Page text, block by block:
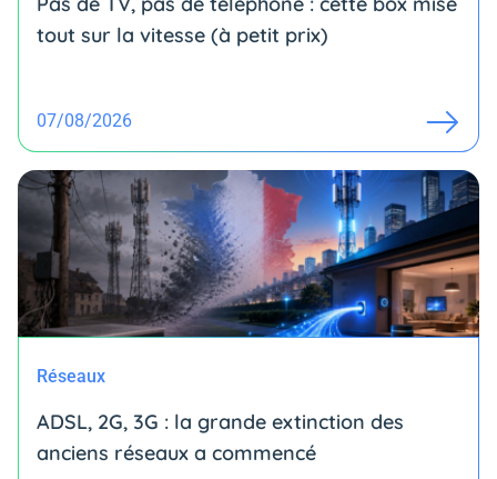
tout sur la vitesse (à petit prix)
07/08/2026
Réseaux
ADSL, 2G, 3G : la grande extinction des
anciens réseaux a commencé